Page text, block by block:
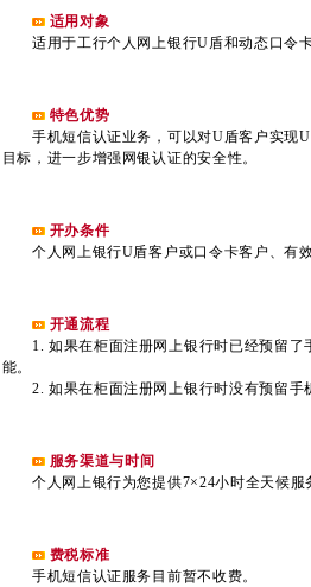
适用对象
适用于工行个人网上银行U盾和动态口令卡
特色优势
手机短信认证业务，可以对U盾客户实现U
目标，进一步增强网银认证的安全性。
开办条件
个人网上银行U盾客户或口令卡客户、有效
开通流程
1. 如果在柜面注册网上银行时已经预留了
能。
2. 如果在柜面注册网上银行时没有预留手
服务渠道与时间
个人网上银行为您提供7×24小时全天候服
费税标准
手机短信认证服务目前暂不收费。